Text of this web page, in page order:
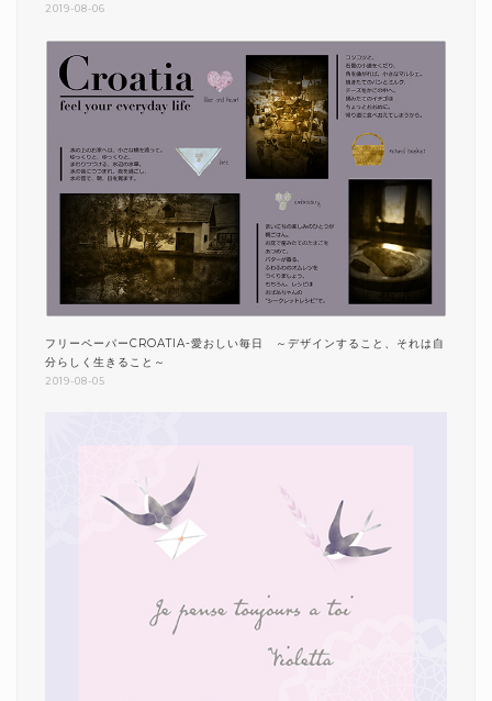
2019-08-06
フリーペーパーCROATIA-愛おしい毎日 ～デザインすること、それは自
分らしく生きること～
2019-08-05